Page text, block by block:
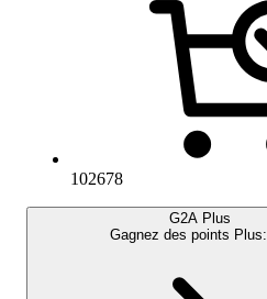
102678
G2A Plus
Gagnez des points Plus: